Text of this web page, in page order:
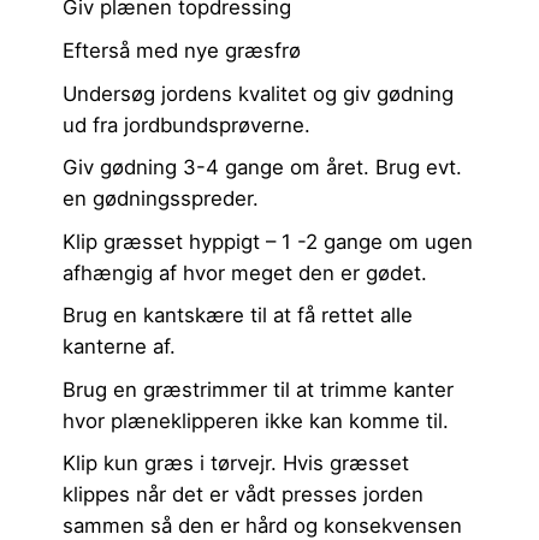
Giv plænen topdressing
Efterså med nye græsfrø
Undersøg jordens kvalitet og giv gødning
ud fra jordbundsprøverne.
Giv gødning 3-4 gange om året. Brug evt.
en gødningsspreder.
Klip græsset hyppigt – 1 -2 gange om ugen
afhængig af hvor meget den er gødet.
Brug en kantskære til at få rettet alle
kanterne af.
Brug en græstrimmertil at trimme kanter
hvor plæneklipperen ikke kan komme til.
Klip kun græs i tørvejr. Hvis græsset
klippes når det er vådt presses jorden
sammen så den er hård og konsekvensen